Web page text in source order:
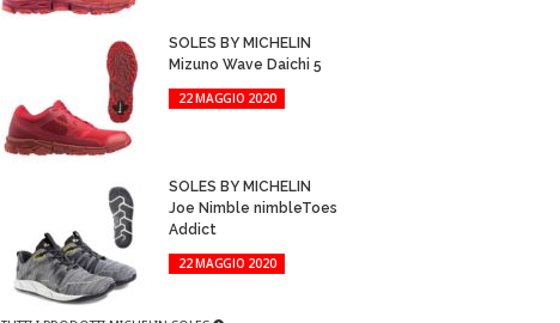
SOLES BY MICHELIN
Mizuno Wave Daichi 5
22 MAGGIO 2020
SOLES BY MICHELIN
Joe Nimble nimbleToes
Addict
22 MAGGIO 2020